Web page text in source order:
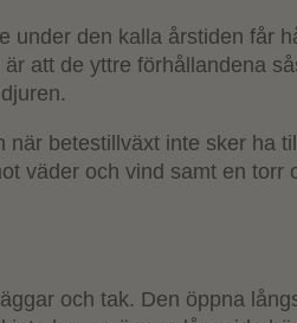
under den kalla årstiden får
att de yttre förhållandena
betestillväxt inte sker ha
väder och vind samt en torr
och tak. Den öppna